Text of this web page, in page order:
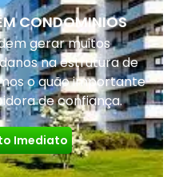
CONDOMINIOS
gerar muitos
na estrutura de
o quão importante
de confiança.
Imediato